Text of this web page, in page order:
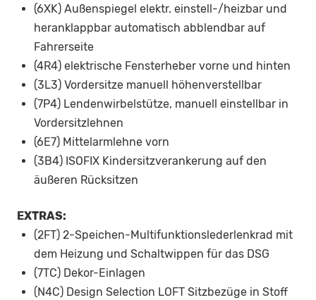
(6XK) Außenspiegel elektr. einstell-/heizbar und
heranklappbar automatisch abblendbar auf
Fahrerseite
(4R4) elektrische Fensterheber vorne und hinten
(3L3) Vordersitze manuell höhenverstellbar
(7P4) Lendenwirbelstütze, manuell einstellbar in
Vordersitzlehnen
(6E7) Mittelarmlehne vorn
(3B4) ISOFIX Kindersitzverankerung auf den
äußeren Rücksitzen
EXTRAS:
(2FT) 2-Speichen-Multifunktionslederlenkrad mit
dem Heizung und Schaltwippen für das DSG
(7TC) Dekor-Einlagen
(N4C) Design Selection LOFT Sitzbezüge in Stoff